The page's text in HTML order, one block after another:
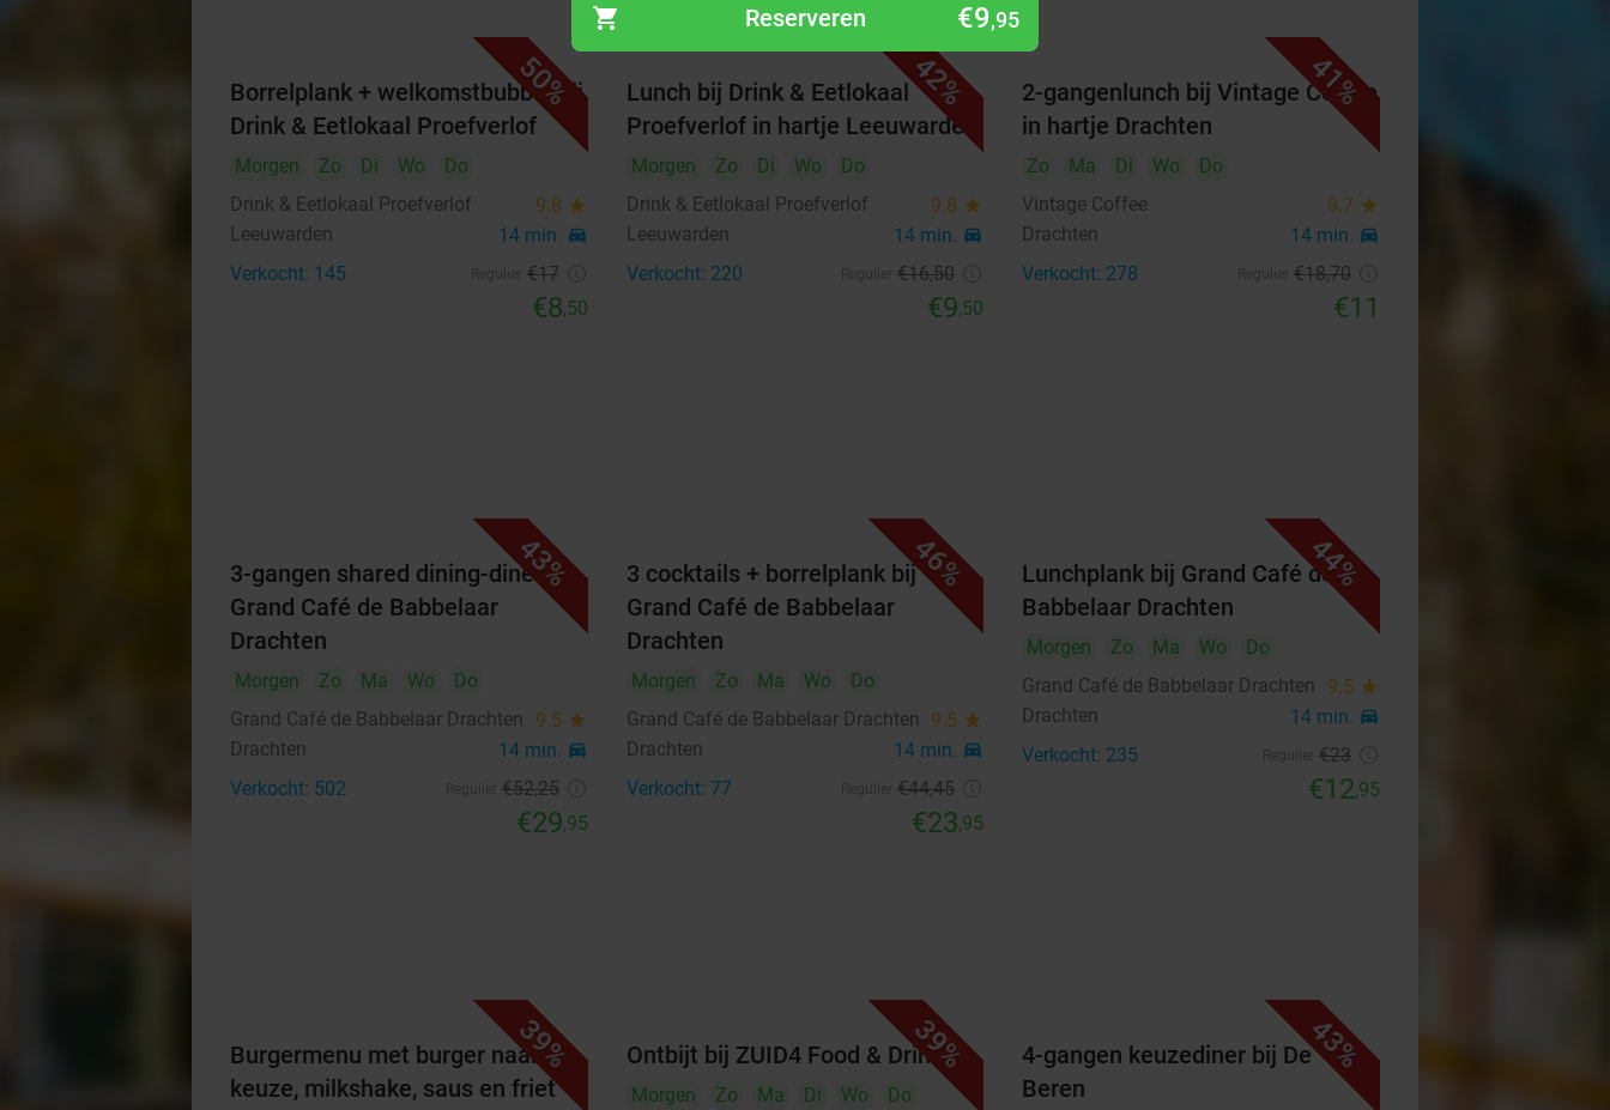
50%
Borrelplank + welkomstbubbel bij
Drink & Eetlokaal Proefverlof
Morgen Zo Di Wo
Do
Drink & Eetlokaal Proefverlof
9.8 star
Leeuwarden 14 min. directions_car
Verkocht: 145 €17
€8,50
42%
Lunch bij Drink & Eetlokaal
Proefverlof in hartje Leeuwarden
Morgen Zo Di Wo
Do
Drink & Eetlokaal Proefverlof
9.8 star
Leeuwarden 14 min. directions_car
Verkocht: 220 €16,50
€9,50
41%
2-gangenlunch bij Vintage Coffee
in hartje Drachten
Zo Ma Di Wo
Do
Vintage Coffee
9.7 star
Drachten 14 min. directions_car
Verkocht: 278 €18,70
€11
43%
3-gangen shared dining-diner bij
Grand Café de Babbelaar
Drachten
Morgen Zo Ma Wo
Do
Grand Café de Babbelaar Drachten
9.5 star
Drachten 14 min. directions_car
Verkocht: 502 €52,25
€29,95
46%
3 cocktails + borrelplank bij
Grand Café de Babbelaar
Drachten
Morgen Zo Ma Wo
Do
Grand Café de Babbelaar Drachten 9.5 star
Drachten 14 min. directions_car
Verkocht: 77 €44,45
€23,95
44%
Lunchplank bij Grand Café de
Babbelaar Drachten
Morgen Zo Ma Wo
Do
Grand Café de Babbelaar Drachten
9.5 star
Drachten 14 min. directions_car
Verkocht: 235 €23
€12,95
39%
Burgermenu met burger naar
keuze, milkshake, saus en friet
39%
Ontbijt bij ZUID4 Food & Drinks
Morgen Zo Ma Di Wo Do
43%
4-gangen keuzediner bij De
Beren
Verkocht: 16
€25,45 €14
Beschikbaarheid
2 Personen remove_circle_outline add_circle_outline
22 23
24 25 26 27 28 30
september 2026
Ma
Di Za Zo
5 6
oktober 2026
Reserveren €9,95